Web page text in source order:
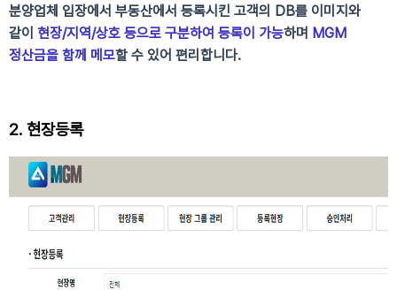
분양업체 입장에서 부동산에서 등록시킨 고객의 DB를 이미지와
같이 현장/지역/상호 등으로 구분하여 등록이 가능하며 MGM
정산금을 함께 메모할 수 있어 편리합니다.
2. 현장등록